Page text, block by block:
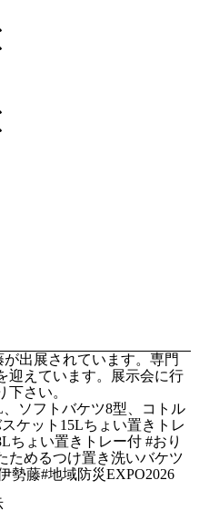
出展されています。専門
迎えています。展示会に行
さい。
ソフトバケツ8型、コトル
ケット15Lちょい置きトレ
ちょい置きトレー付 #おり
ためるつけ置き洗いバケツ
勢藤#地域防災EXPO2026